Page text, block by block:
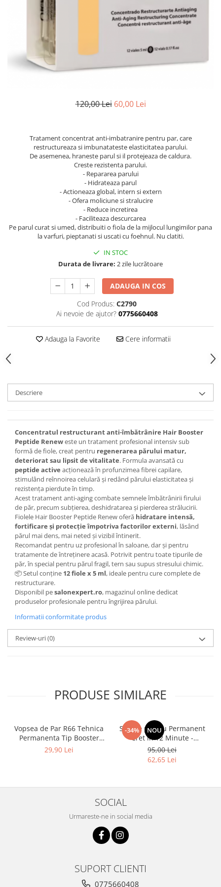
Vopsea de par
120,00 Lei 60,00 Lei
Tratament concentrat anti-imbatranire pentru par, care
restructureaza si imbunatateste elasticitatea parului.
De asemenea, hraneste parul si il protejeaza de caldura.
Creste rezistenta parului.
- Repararea parului
- Hidrateaza parul
- Actioneaza global, intern si extern
- Ofera moliciune si stralucire
- Reduce incretirea
- Faciliteaza descurcarea
Pe parul curat si umed, distribuiti o fiola de la mijlocul lungimilor pana
la varfuri, pieptanati si uscati cu foehnul. Nu clatiti.
IN STOC
Durata de livrare: 2 zile lucrătoare
ADAUGA IN COS
Cod Produs: C2790
Ai nevoie de ajutor? 0775660408
Adauga la Favorite Cere informatii
Descriere
Concentratul restructurant anti-îmbătrânire Hair Booster
Peptide Reneweste un tratament profesional intensiv sub
formă de fiole, creat pentru regenerarea părului matur,
deteriorat sau lipsit de vitalitate. Formula avansată cu
peptide active acționează în profunzimea fibrei capilare,
stimulând reînnoirea celulară și redând părului elasticitatea și
rezistența pierdute în timp.
Acest tratament anti-aging combate semnele îmbătrânirii firului
de păr, precum subțierea, deshidratarea și pierderea strălucirii.
Fiolele Hair Booster Peptide Renew oferă hidratare intensă,
fortificare și protecție împotriva factorilor externi, lăsând
părul mai dens, mai neted și vizibil întinerit.
Recomandat pentru uz profesional în saloane, dar și pentru
tratamente de întreținere acasă. Potrivit pentru toate tipurile de
păr, în special pentru părul fragil, tern sau supus stresului chimic.
📦 Setul conține 12 fiole x 5 ml, ideale pentru cure complete de
restructurare.
Disponibil pesalonexpert.ro, magazinul online dedicat
produselor profesionale pentru îngrijirea părului.
Informatii conformitate produs
Review-uri(0)
PRODUSE SIMILARE
Vopsea de Par R66 Tehnica
Permanenta Tip Booster
Rosu - Fanola Color Cream
29,90 Lei
-34% NOU
Solutie pentru Permanent
Cret in 12 Minute -
Universal Moved 12Min
Ammonia Free Waving
System Be Tech 500ml - Be
95,00 Lei
62,65 Lei
SOCIAL
Urmareste-ne in social media
SUPORT CLIENTI
0775660408